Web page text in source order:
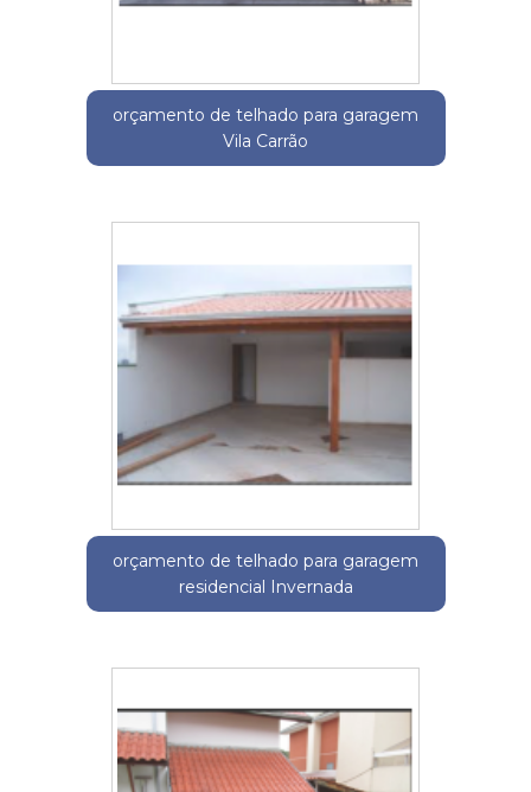
orçamento de telhado para garagem
Vila Carrão
orçamento de telhado para garagem
residencial Invernada